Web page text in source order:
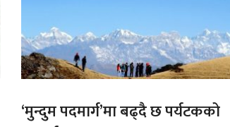
‘मुन्दुम पदमार्ग’मा बढ्दै छ पर्यटकको